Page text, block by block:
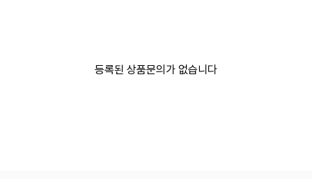
등록된 상품문의가 없습니다